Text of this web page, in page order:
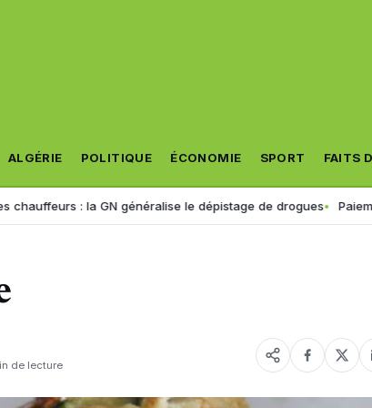
ALGÉRIE POLITIQUE ÉCONOMIE SPORT FAITS
: la GN généralise le dépistage de drogues Paiement
de lecture